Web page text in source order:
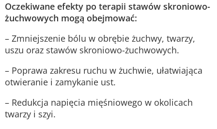
Oczekiwane efekty po terapii stawów skroniowo-
żuchwowych mogą obejmować:
– Zmniejszenie bólu w obrębie żuchwy, twarzy,
uszu oraz stawów skroniowo-żuchwowych.
– Poprawa zakresu ruchu w żuchwie, ułatwiająca
otwieranie i zamykanie ust.
– Redukcja napięcia mięśniowego w okolicach
twarzy i szyi.